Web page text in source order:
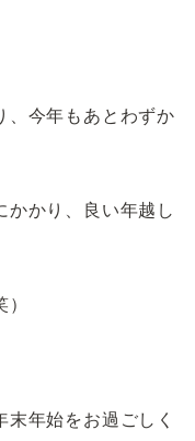
、今年もあとわずか
かかり、良い年越し
年始をお過ごしく